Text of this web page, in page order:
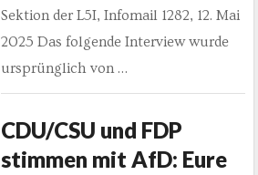
Sektion der L5I, Infomail 1282, 12. Mai
2025 Das folgende Interview wurde
ursprünglich von …
CDU/CSU und FDP
stimmen mit AfD: Eure